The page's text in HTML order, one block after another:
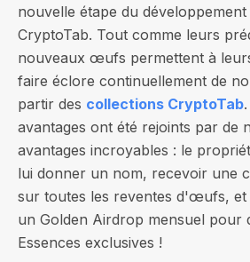
nouvelle étape du développement
CryptoTab. Tout comme leurs
nouveaux œufs permettent à
faire éclore continuellement de
partir des collections CryptoTab
avantages ont été rejoints par de
avantages incroyables : le
lui donner un nom, recevoir une
sur toutes les reventes d'œufs, et
un Golden Airdrop mensuel pour
Essences exclusives !